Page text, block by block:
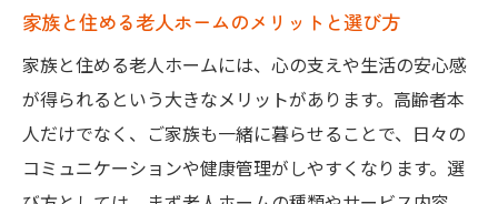
家族と住める老人ホームのメリットと選び方
家族と住める老人ホームには、心の支えや生活の安心感
が得られるという大きなメリットがあります。高齢者本
人だけでなく、ご家族も一緒に暮らせることで、日々の
コミュニケーションや健康管理がしやすくなります。選